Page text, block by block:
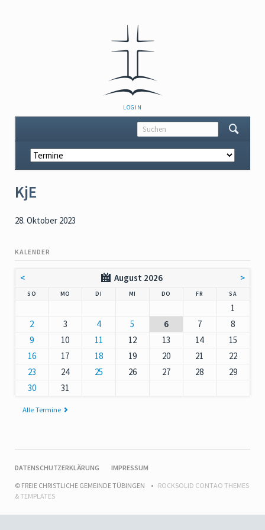
NAVIGATION
ÜBERSPRINGEN
LOGIN
Navigation
überspringen
KjE
28. Oktober 2023
KALENDER
< August 2026 >
SO MO DI MI DO NNERSTAG
FR SAMSTAG
1
2
3 4 5 6 7
8
9
10 11 12 13 14
15
16
17 18 19 20 21
22
23
24 25 26 27 28
29
30
31
Alle Termine
NAVIGATION
DATENSCHUTZERKLÄRUNG
IMPRESSUM
© FREIE CHRISTLICHE GEMEINDE TÜBINGEN
ROCKSOLID CONTAO THEMES
& TEMPLATES